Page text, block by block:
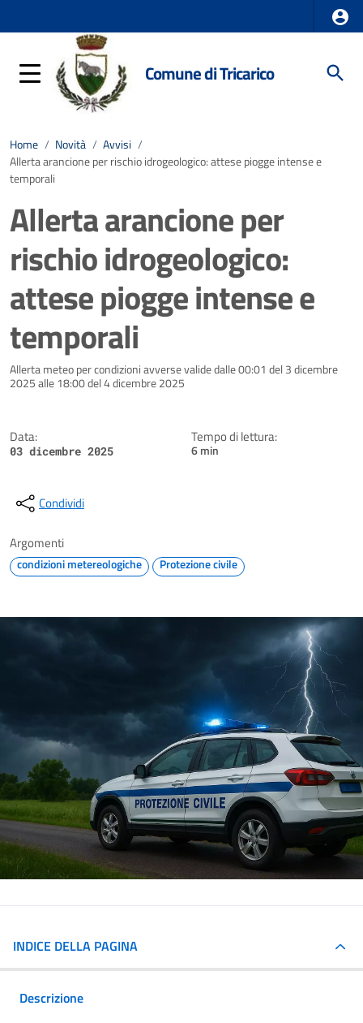
Comune di Tricarico
Home / Novità / Avvisi /
Allerta arancione per rischio idrogeologico: attese piogge intense e
temporali
Allerta arancione per
rischio idrogeologico:
attese piogge intense e
temporali
Dettagli della notizia
Allerta meteo per condizioni avverse valide dalle 00:01 del 3 dicembre
2025 alle 18:00 del 4 dicembre 2025
Data:
03 dicembre 2025
Tempo di lettura:
6 min
Condividi
Argomenti
condizioni metereologiche Protezione civile
INDICE DELLA PAGINA
Descrizione